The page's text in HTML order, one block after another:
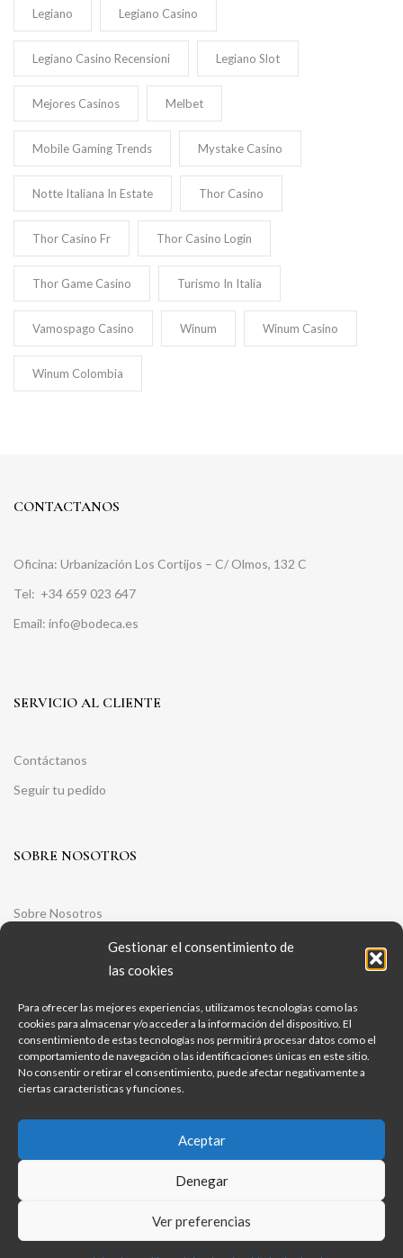
Gestionar el consentimiento de
las cookies
Para ofrecer las mejores experiencias, utilizamos tecnologías como las
cookies para almacenar y/o acceder a la información del dispositivo. El
consentimiento de estas tecnologías nos permitirá procesar datos como el
comportamiento de navegación o las identificaciones únicas en este sitio.
No consentir o retirar el consentimiento, puede afectar negativamente a
ciertas características y funciones.
Aceptar
Denegar
Ver preferencias
Legiano Legiano Casino
Legiano Casino Recensioni Legiano Slot
Mejores Casinos Melbet
Mobile Gaming Trends Mystake Casino
Notte Italiana In Estate Thor Casino
Thor Casino Fr Thor Casino Login
Thor Game Casino Turismo In Italia
Vamospago Casino Winum Winum Casino
Winum Colombia
CONTACTANOS
Oficina: Urbanización Los Cortijos – C/ Olmos, 132 C
Tel: +34 659 023 647
Email: info@bodeca.es
SERVICIO AL CLIENTE
Contáctanos
Seguir tu pedido
SOBRE NOSOTROS
Sobre Nosotros
Política de Privacidad
Política de Cookies
Condiciones Generales De Contratación